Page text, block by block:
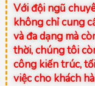
Với đội ngũ
không chỉ cung
và đa dạng mà
thời, chúng tôi
công kiến trúc,
việc cho khách